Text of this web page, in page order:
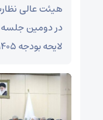
هیئت عالی
در دومین جلسه
لایحه بودجه ۱۴۰۵ را به پایان رساند.